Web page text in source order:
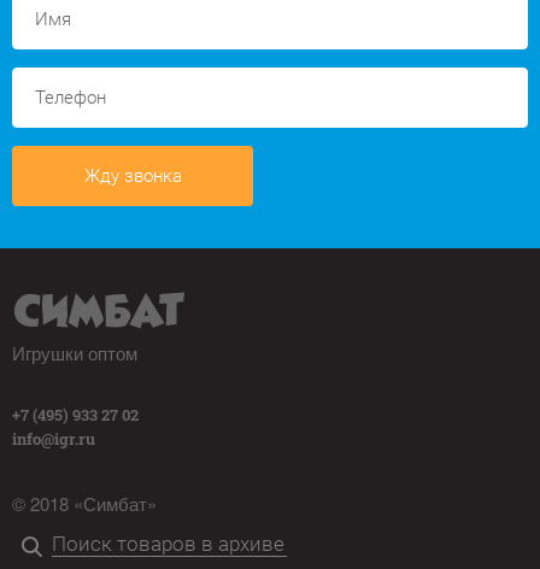
Жду звонка
Игрушки оптом
+7 (495) 933 27 02
info@igr.ru
© 2018 «Симбат»